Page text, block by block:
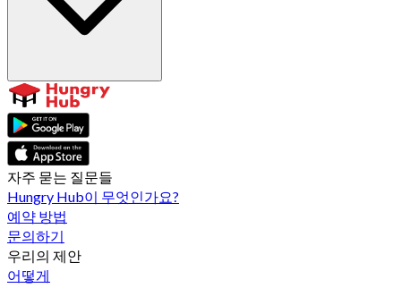
자주 묻는 질문들
Hungry Hub이 무엇인가요?
예약 방법
문의하기
우리의 제안
어떻게